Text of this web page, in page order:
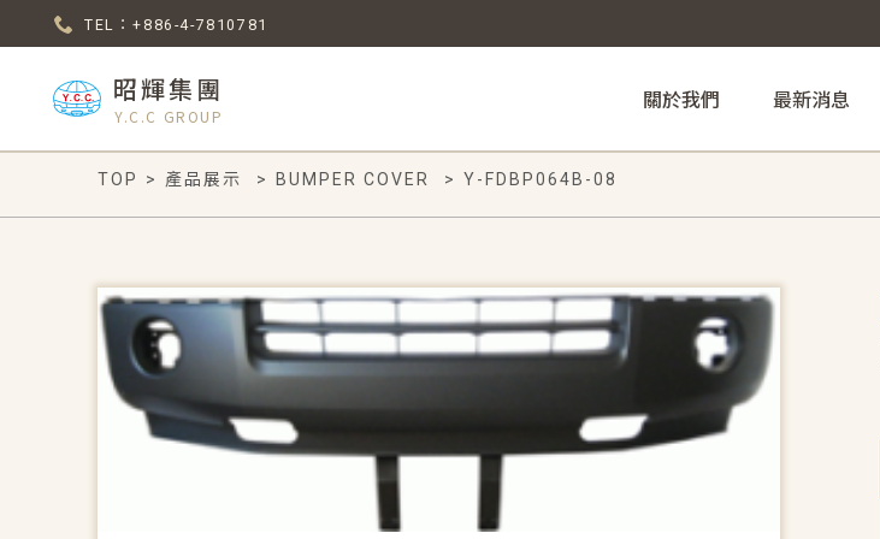
TEL：+886-4-7810781
昭輝集團
Y.C.C GROUP
關於我們 最新消息
TOP > 產品展示 > BUMPER COVER > Y-FDBP064B-08